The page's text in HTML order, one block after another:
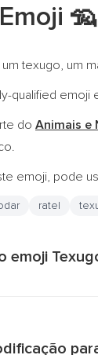
🦡
texugo, um
qualified emoji
do Animais e
emoji, pode
ratel
emoji